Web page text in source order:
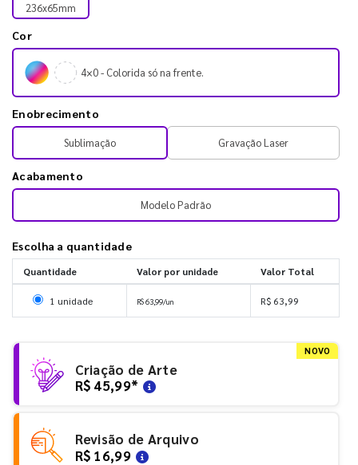
236x65mm
Cor
4×0 - Colorida só na frente.
Enobrecimento
Sublimação Gravação Laser
Acabamento
Modelo Padrão
Escolha a quantidade
Quantidade Valor por unidade Valor Total
Selecionar 1 unidade
1 unidade R$ 63,99/un R$ 63,99
NOVO
Criação de Arte
R$ 45,99*
Revisão de Arquivo
R$ 16,99